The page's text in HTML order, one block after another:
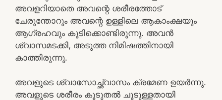
അവളറിയാതെ അവന്റെ ശരീരത്തോട്
ചേരുന്തോറും അവന്റെ ഉള്ളിലെ ആകാംക്ഷയും
ആഗ്രഹവും കൂടിക്കൊണ്ടിരുന്നു. അവൻ
ശ്വാസമടക്കി, അടുത്ത നിമിഷത്തിനായി
കാത്തിരുന്നു.
അവളുടെ ശ്വാസോച്ഛ്വാസം ക്രമേണ ഉയർന്നു.
അവളുടെ ശരീരം കൂടുതൽ ചൂടുള്ളതായി